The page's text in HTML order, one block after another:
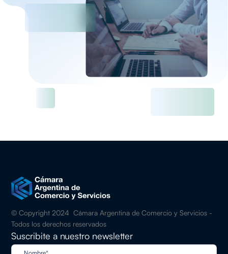
© Copyright 2024 Cámara Argentina de Comercio y Servicios -
Todos los derechos reservados
Suscribite a nuestro newsletter